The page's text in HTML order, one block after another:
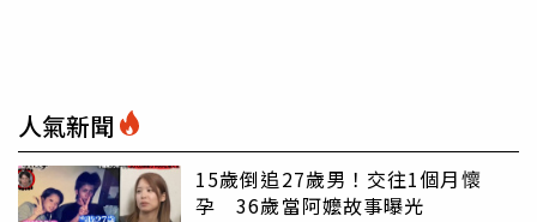
人氣新聞
15歲倒追27歲男！交往1個月懷
孕 36歲當阿嬤故事曝光